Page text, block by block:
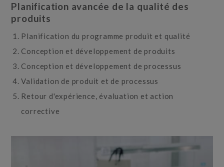
Planification avancée de la qualité des
produits
Planification du programme produit et qualité
Conception et développement de produits
Conception et développement de processus
Validation de produit et de processus
Retour d'expérience, évaluation et action
corrective